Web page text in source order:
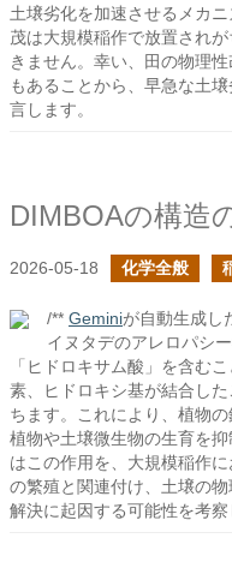
土壌劣化を加速させるメカ
茂は大規模稲作で放置され
きません。幸い、田の物理
もあることから、早急な土
言します。
DIMBOAの構造
2026-05-18 化学全般
/** Geminiが自動生成し
イヌタデのアレロパシ
「ヒドロキサム酸」を含む
素、ヒドロキシ基が結合し
ちます。これにより、植物
植物や土壌微生物の生育を
はこの作用を、大規模稲作
の繁殖と関連付け、土壌の
解決に起因する可能性を考察